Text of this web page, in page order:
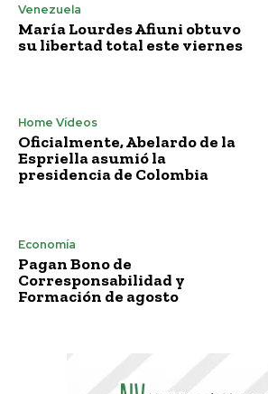
Venezuela
María Lourdes Afiuni obtuvo
su libertad total este viernes
Home Vídeos
Oficialmente, Abelardo de la
Espriella asumió la
presidencia de Colombia
Economía
Pagan Bono de
Corresponsabilidad y
Formación de agosto